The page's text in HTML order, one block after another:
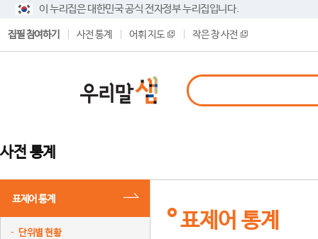
이 누리집은 대한민국 공식 전자정부 누리집입니다.
집필 참여하기 사전 통계 어휘 지도 작은 창 사전
사전 통계
표제어 통계
단위별 현황
표제어 통계